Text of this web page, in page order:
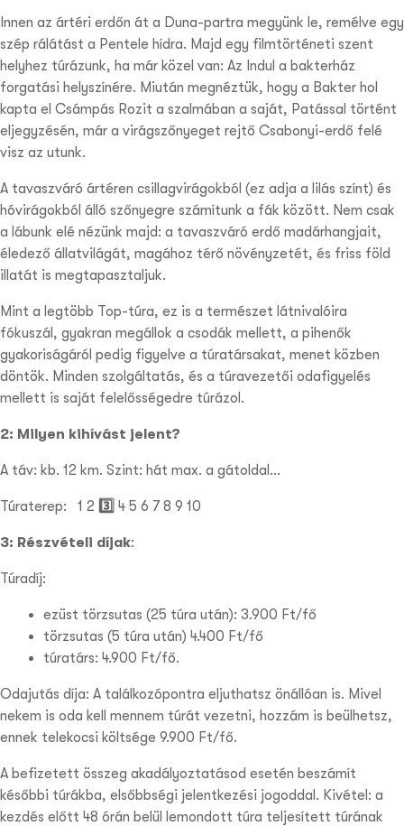
Innen az ártéri erdőn át a Duna-partra megyünk le, remélve egy
szép rálátást a Pentele hídra. Majd egy filmtörténeti szent
helyhez túrázunk, ha már közel van: Az Indul a bakterház
forgatási helyszínére. Miután megnéztük, hogy a Bakter hol
kapta el Csámpás Rozit a szalmában a saját, Patással történt
eljegyzésén, már a virágszőnyeget rejtő Csabonyi-erdő felé
visz az utunk.
A tavaszváró ártéren csillagvirágokból (ez adja a lilás színt) és
hóvirágokból álló szőnyegre számítunk a fák között. Nem csak
a lábunk elé nézünk majd: a tavaszváró erdő madárhangjait,
éledező állatvilágát, magához térő növényzetét, és friss föld
illatát is megtapasztaljuk.
Mint a legtöbb Top-túra, ez is a természet látnivalóira
fókuszál, gyakran megállok a csodák mellett, a pihenők
gyakoriságáról pedig figyelve a túratársakat, menet közben
döntök. Minden szolgáltatás, és a túravezetői odafigyelés
mellett is saját felelősségedre túrázol.
2: Milyen kihívást jelent?
A táv: kb. 12 km. Szint: hát max. a gátoldal…
Túraterep: 1 2 3️⃣ 4 5 6 7 8 9 10
3: Részvételi díjak:
Túradíj:
ezüst törzsutas (25 túra után): 3.900 Ft/fő
törzsutas (5 túra után) 4.400 Ft/fő
túratárs: 4.900 Ft/fő.
Odajutás díja: A találkozópontra eljuthatsz önállóan is. Mivel
nekem is oda kell mennem túrát vezetni, hozzám is beülhetsz,
ennek telekocsi költsége 9.900 Ft/fő.
A befizetett összeg akadályoztatásod esetén beszámít
későbbi túrákba, elsőbbségi jelentkezési jogoddal. Kivétel: a
kezdés előtt 48 órán belül lemondott túra teljesített túrának